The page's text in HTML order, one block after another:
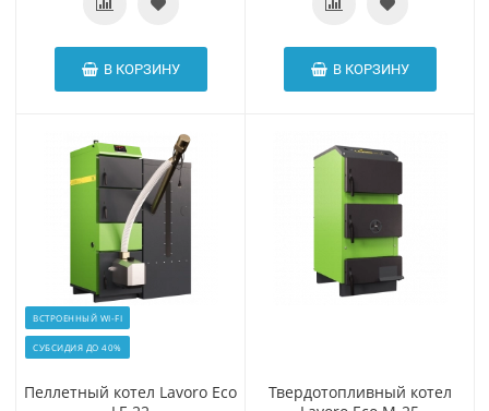
В КОРЗИНУ В КОРЗИНУ
ВСТРОЕННЫЙ WI-FI
СУБСИДИЯ ДО 40%
Пеллетный котел Lavoro Eco
Твердотопливный котел